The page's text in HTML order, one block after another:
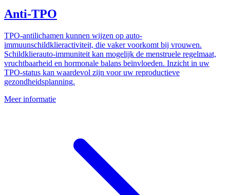
Anti-TPO
TPO-antilichamen kunnen wijzen op auto-
immuunschildklieractiviteit, die vaker voorkomt bij vrouwen.
Schildklierauto-immuniteit kan mogelijk de menstruele regelmaat,
vruchtbaarheid en hormonale balans beïnvloeden. Inzicht in uw
TPO-status kan waardevol zijn voor uw reproductieve
gezondheidsplanning.
Meer informatie